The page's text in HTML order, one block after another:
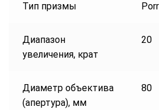
Тип призмы
Диапазон
увеличения, крат
20
Диаметр объектива
(апертура), мм
80